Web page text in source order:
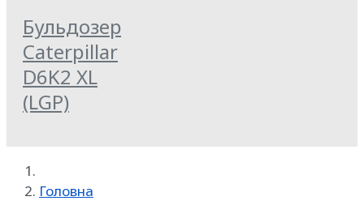
Бульдозер
Caterpillar
D6K2 XL
(LGP)
Головна